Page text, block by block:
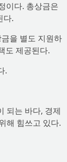
이다. 총상금은
다.
을 별도 지원하
도 제공된다.
.
되는 바다, 경제
해 힘쓰고 있다.